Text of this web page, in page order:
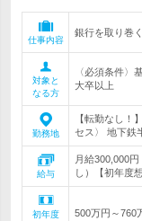
仕事内容
銀行を取り巻
対象と
なる方
〈必須条件〉
大卒以上
勤務地
【転勤なし！
セス〉 地下鉄
給与
月給300,000
し）【初年度
初年度
500万円～760